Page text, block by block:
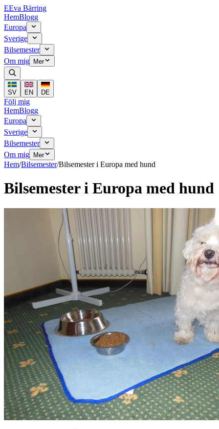
EEva Bärring
HemBlogg
Europa
Sverige
Bilsemester
Om mig
Mer
SV EN DE
Följ mig
HemBlogg
Europa
Sverige
Bilsemester
Om mig
Mer
Hem/Bilsemester/Bilsemester i Europa med hund
Bilsemester i Europa med hund